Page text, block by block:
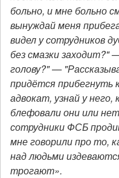
больно, и мне больно
вынуждай меня
видел у сотрудников
без смазки заходит?"
голову?" —
придётся
адвокат, узнай у
блефовали они или
сотрудники ФСБ
мне говорили про то,
над людьми
трогают».